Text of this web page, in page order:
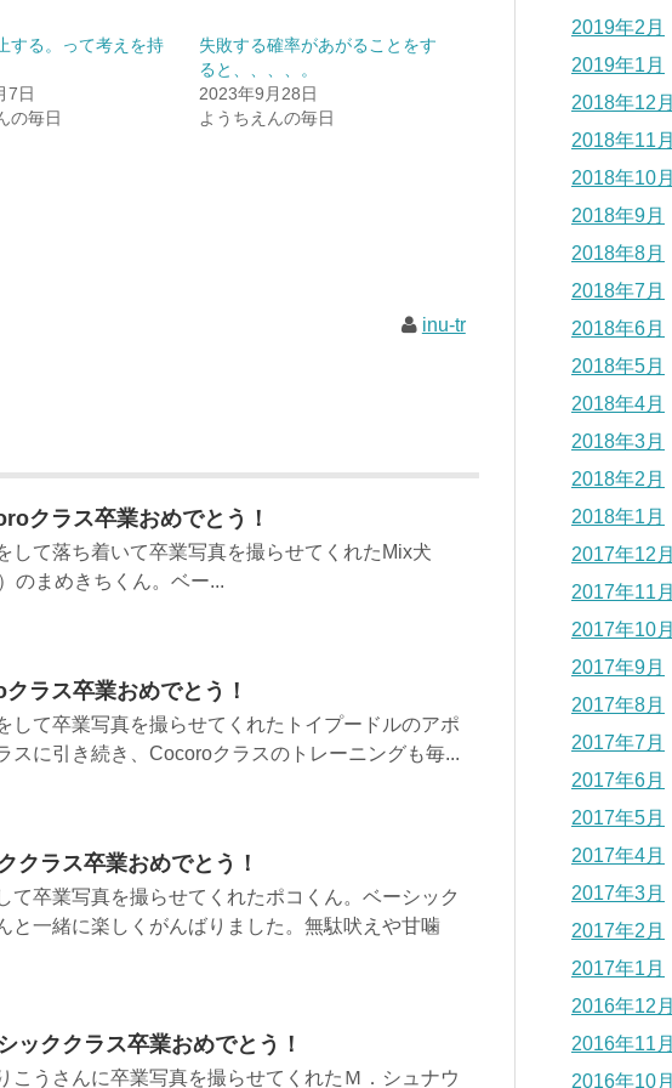
する。って考えを持
7日
の毎日
失敗する確率があがることをす
ると、、、、。
2023年9月28日
ようちえんの毎日
inu-tr
クラス卒業おめでとう！
して落ち着いて卒業写真を撮らせてくれたMix犬
のまめきちくん。ベー...
ラス卒業おめでとう！
して卒業写真を撮らせてくれたトイプードルのアポ
スに引き続き、Cocoroクラスのトレーニングも毎...
ラス卒業おめでとう！
て卒業写真を撮らせてくれたポコくん。ベーシック
と一緒に楽しくがんばりました。無駄吠えや甘噛
ククラス卒業おめでとう！
こうさんに卒業写真を撮らせてくれたＭ．シュナウ
2019年2月
2019年1月
2018年12月
2018年11月
2018年10月
2018年9月
2018年8月
2018年7月
2018年6月
2018年5月
2018年4月
2018年3月
2018年2月
2018年1月
2017年12月
2017年11月
2017年10月
2017年9月
2017年8月
2017年7月
2017年6月
2017年5月
2017年4月
2017年3月
2017年2月
2017年1月
2016年12月
2016年11月
2016年10月